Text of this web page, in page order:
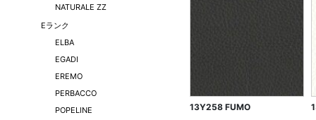
13Y258 FUMO
NATURALE ZZ
Eランク
ELBA
EGADI
EREMO
PERBACCO
POPELINE